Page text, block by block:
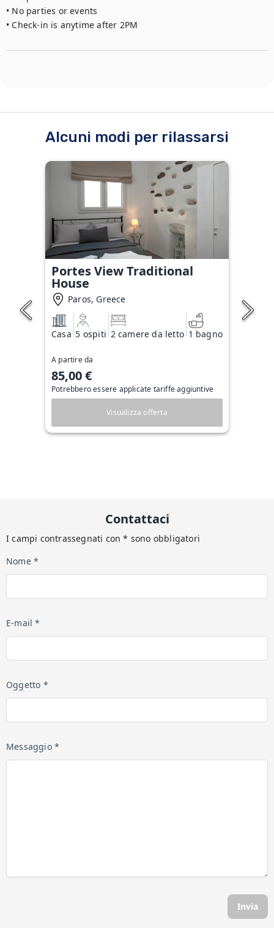
• No parties or events
• Check-in is anytime after 2PM
Alcuni modi per rilassarsi
Portes View Traditional
House
Paros, Greece
Casa 5 ospiti 2 camere da letto 1 bagno
A partire da
85,00 €
Potrebbero essere applicate tariffe aggiuntive
Visualizza offerta
Contattaci
I campi contrassegnati con * sono obbligatori
Nome *
E-mail *
Oggetto *
Messaggio *
Invia